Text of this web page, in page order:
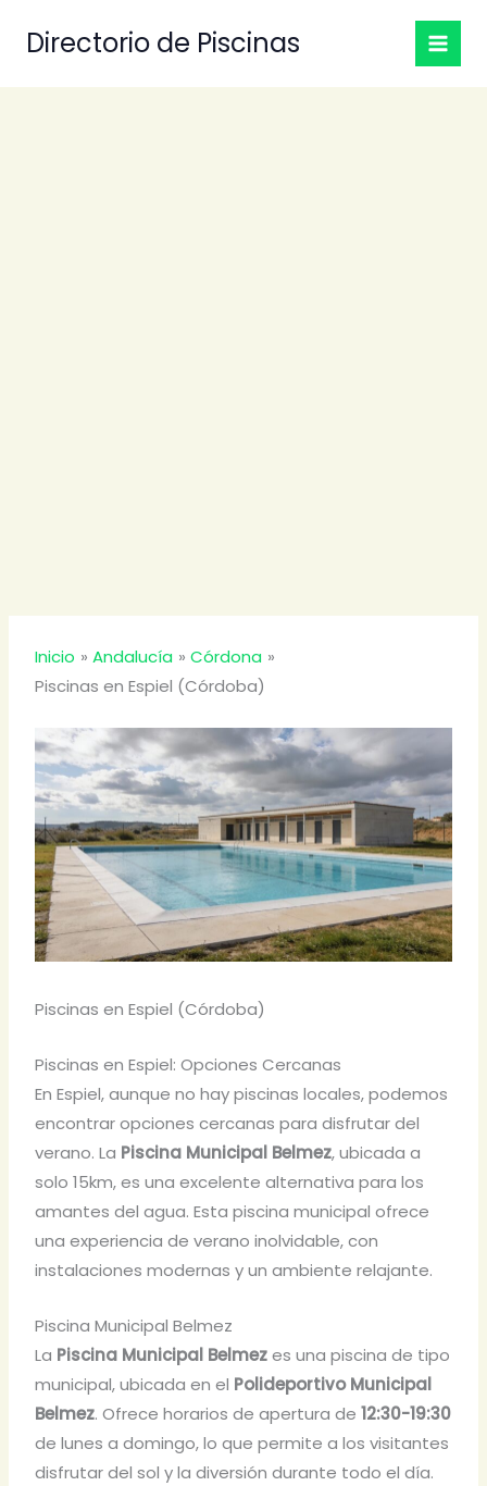
Directorio de Piscinas
Inicio Andalucía
Córdona
Piscinas en Espiel (Córdoba)
Piscinas en Espiel (Córdoba)
Piscinas en Espiel: Opciones Cercanas
En Espiel, aunque no hay piscinas locales, podemos
encontrar opciones cercanas para disfrutar del
verano. La Piscina Municipal Belmez, ubicada a
solo 15km, es una excelente alternativa para los
amantes del agua. Esta piscina municipal ofrece
una experiencia de verano inolvidable, con
instalaciones modernas y un ambiente relajante.
Piscina Municipal Belmez
La Piscina Municipal Belmezes una piscina de tipo
municipal, ubicada en el Polideportivo Municipal
Belmez. Ofrece horarios de apertura de12:30-19:30
de lunes a domingo, lo que permite a los visitantes
disfrutar del sol y la diversión durante todo el día.